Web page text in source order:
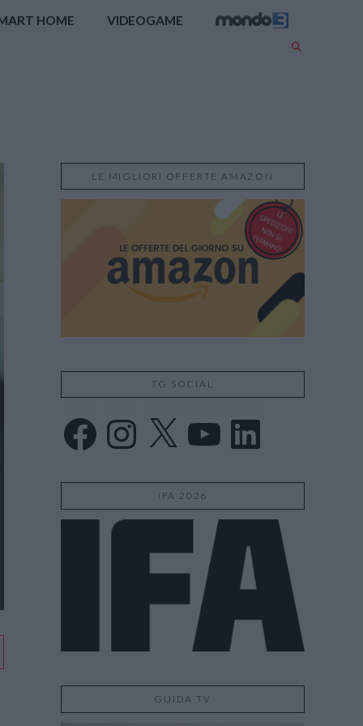
HOME VIDEOGAME
LE MIGLIORI OFFERTE AMAZON
TG SOCIAL
Facebook Instagram YouTube LinkedIn
IFA 2026
GUIDA TV